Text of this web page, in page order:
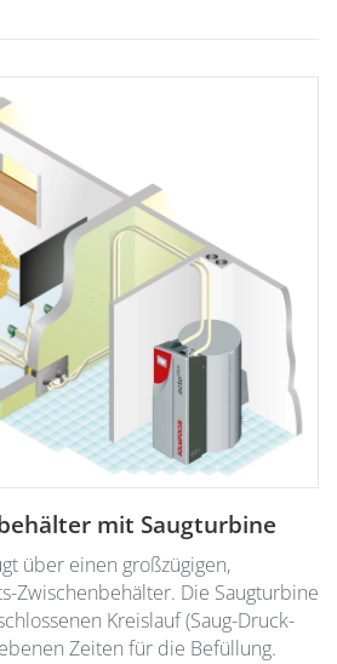
mit Saugturbine
über einen großzügigen,
Zwischenbehälter. Die Saugturbine
Kreislauf (Saug-Druck-
Zeiten für die Befüllung.